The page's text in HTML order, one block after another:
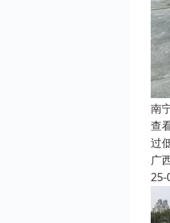
南
查
过
广
25-